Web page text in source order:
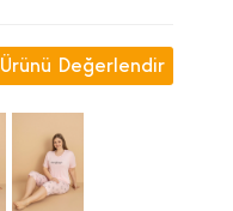
Ürünü Değerlendir